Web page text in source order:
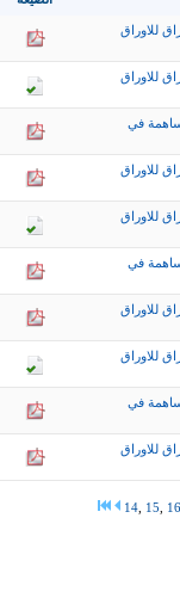
للاوراق
للاوراق
في
للاوراق
للاوراق
في
للاوراق
للاوراق
في
للاوراق
14 15 16